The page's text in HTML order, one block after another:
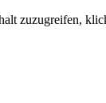
zuzugreifen,